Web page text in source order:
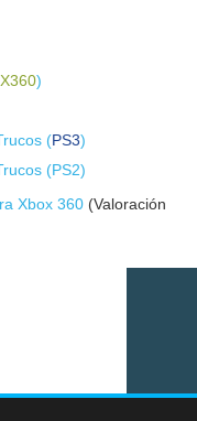
X360)
(PS3)
(PS2)
Xbox 360 (Valoración